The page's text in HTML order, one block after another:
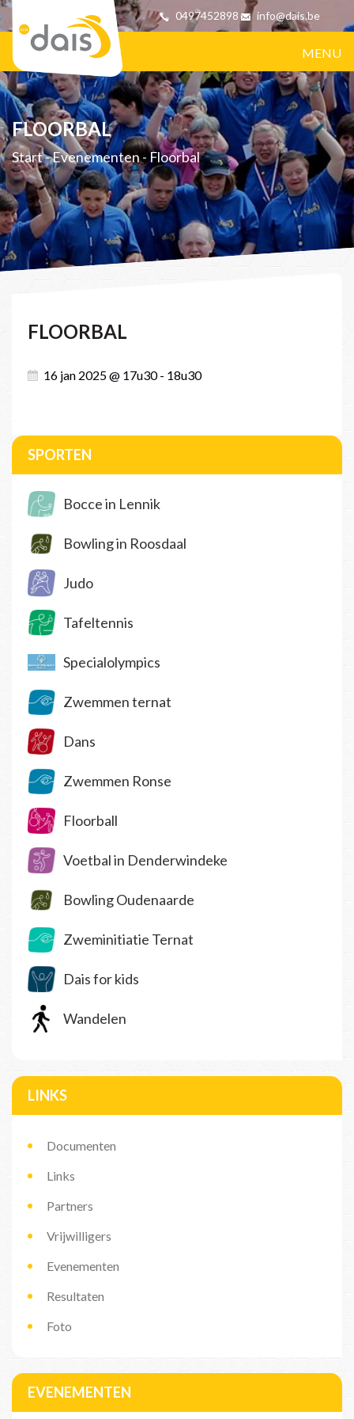
0497452898 info@dais.be
MENU
FLOORBAL
Start-Evenementen-Floorbal
FLOORBAL
16 jan 2025 @ 17u30 - 18u30
SPORTEN
Bocce in Lennik
Bowling in Roosdaal
Judo
Tafeltennis
Specialolympics
Zwemmen ternat
Dans
Zwemmen Ronse
Floorball
Voetbal in Denderwindeke
Bowling Oudenaarde
Zweminitiatie Ternat
Dais for kids
Wandelen
LINKS
Documenten
Links
Partners
Vrijwilligers
Evenementen
Resultaten
Foto
EVENEMENTEN